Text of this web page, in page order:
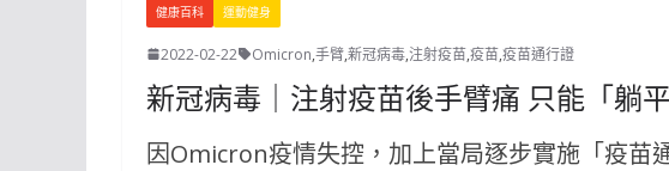
健康百科 運動健身
2022-02-22 Omicron,手臂,新冠病毒,注射疫苗,疫苗,疫苗通行證
新冠病毒｜注射疫苗後手臂痛 只能「躺
因Omicron疫情失控，加上當局逐步實施「疫苗